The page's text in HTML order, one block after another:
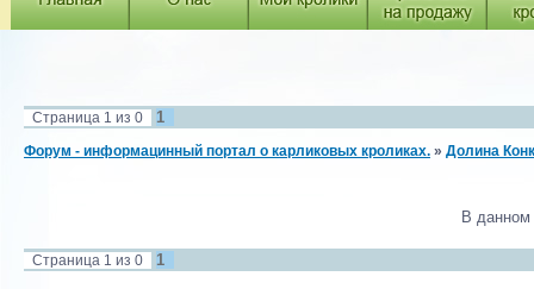
Страница 1 из 0 1
Форум - информацинный портал о карликовых кроликах. » Долина
В
Страница 1 из 0 1